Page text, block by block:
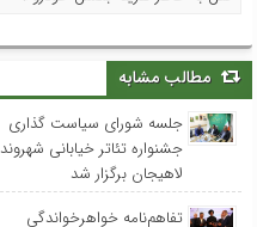
مطالب مشابه
جلسه شورای سیاست گذاری
جشنواره تئاتر خیابانی شهروند
لاهیجان برگزار شد
تفاهم‌نامه خواهرخواندگی